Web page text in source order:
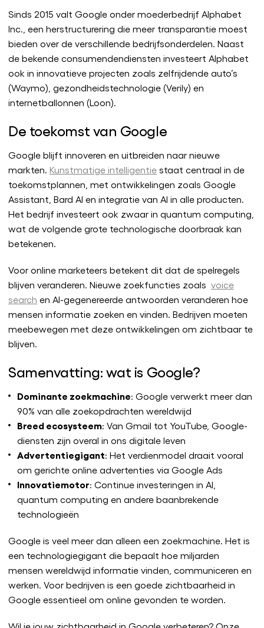
Sinds 2015 valt Google onder moederbedrijf Alphabet
Inc., een herstructurering die meer transparantie moest
bieden over de verschillende bedrijfsonderdelen. Naast
de bekende consumendendiensten investeert Alphabet
ook in innovatieve projecten zoals zelfrijdende auto’s
(Waymo), gezondheidstechnologie (Verily) en
internetballonnen (Loon).
De toekomst van Google
Google blijft innoveren en uitbreiden naar nieuwe
markten. Kunstmatige intelligentie staat centraal in de
toekomstplannen, met ontwikkelingen zoals Google
Assistant, Bard AI en integratie van AI in alle producten.
Het bedrijf investeert ook zwaar in quantum computing,
wat de volgende grote technologische doorbraak kan
betekenen.
Voor online marketeers betekent dit dat de spelregels
blijven veranderen. Nieuwe zoekfuncties zoals voice
search en AI-gegenereerde antwoorden veranderen hoe
mensen informatie zoeken en vinden. Bedrijven moeten
meebewegen met deze ontwikkelingen om zichtbaar te
blijven.
Samenvatting: wat is Google?
Dominante zoekmachine: Google verwerkt meer dan
90% van alle zoekopdrachten wereldwijd
Breed ecosysteem: Van Gmail tot YouTube, Google-
diensten zijn overal in ons digitale leven
Advertentiegigant: Het verdienmodel draait vooral
om gerichte online advertenties via Google Ads
Innovatiemotor: Continue investeringen in AI,
quantum computing en andere baanbrekende
technologieën
Google is veel meer dan alleen een zoekmachine. Het is
een technologiegigant die bepaalt hoe miljarden
mensen wereldwijd informatie vinden, communiceren en
werken. Voor bedrijven is een goede zichtbaarheid in
Google essentieel om online gevonden te worden.